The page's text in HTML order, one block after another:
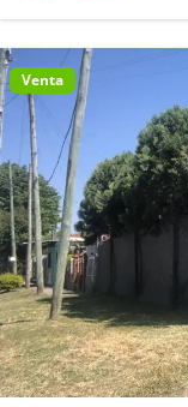
Venta